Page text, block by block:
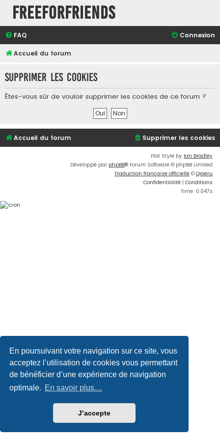
En poursuivant votre navigation sur ce site, vous
acceptez l’utilisation de cookies vous permettant
de bénéficier d’une expérience de navigation
optimale. En savoir plus…
J’accepte
FreeForFriends
FAQ Connexion
Accueil du forum
Supprimer les cookies
Êtes-vous sûr de vouloir supprimer les cookies de ce forum ?
Accueil du forum Supprimer les cookies
Flat Style by Ian Bradley
Développé par phpBB® Forum Software © phpBB Limited
Traduction française officielle © Qiaeru
Confidentialité | Conditions
Time: 0.047s